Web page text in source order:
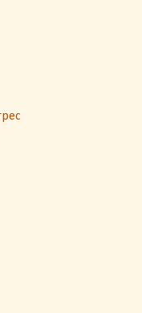
Как я вообще
держать
Другого